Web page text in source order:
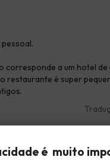
corresponde a um hotel de
restaurante é super
é muito